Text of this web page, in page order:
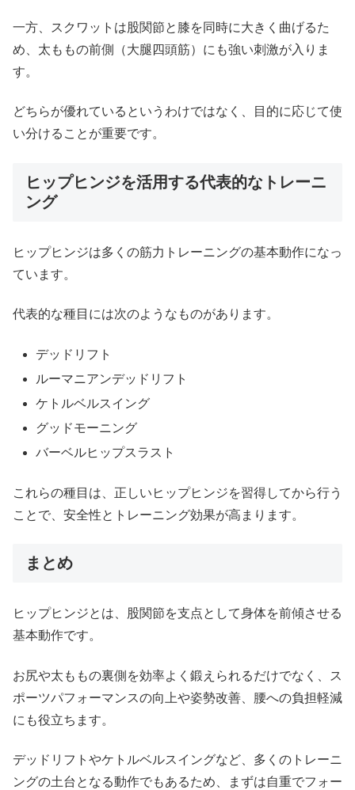
一方、スクワットは股関節と膝を同時に大きく曲げるた
め、太ももの前側（大腿四頭筋）にも強い刺激が入りま
す。
どちらが優れているというわけではなく、目的に応じて使
い分けることが重要です。
ヒップヒンジを活用する代表的なトレーニ
ング
ヒップヒンジは多くの筋力トレーニングの基本動作になっ
ています。
代表的な種目には次のようなものがあります。
デッドリフト
ルーマニアンデッドリフト
ケトルベルスイング
グッドモーニング
バーベルヒップスラスト
これらの種目は、正しいヒップヒンジを習得してから行う
ことで、安全性とトレーニング効果が高まります。
まとめ
ヒップヒンジとは、股関節を支点として身体を前傾させる
基本動作です。
お尻や太ももの裏側を効率よく鍛えられるだけでなく、ス
ポーツパフォーマンスの向上や姿勢改善、腰への負担軽減
にも役立ちます。
デッドリフトやケトルベルスイングなど、多くのトレーニ
ングの土台となる動作でもあるため、まずは自重でフォー